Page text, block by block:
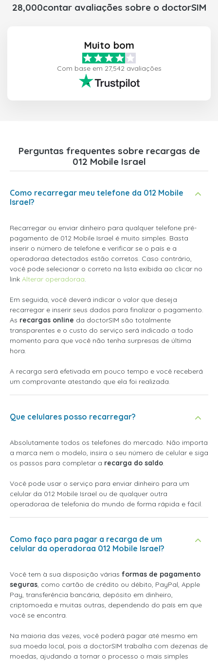
28,000contar avaliações sobre o doctorSIM
Muito bom
Com base em 27,542 avaliações
Perguntas frequentes sobre recargas de
012 Mobile Israel
Como recarregar meu telefone da 012 Mobile
Israel?
Recarregar ou enviar dinheiro para qualquer telefone pré-
pagamento de 012 Mobile Israel é muito simples. Basta
inserir o número de telefone e verificar se o país e a
operadoraa detectados estão corretos. Caso contrário,
você pode selecionar o correto na lista exibida ao clicar no
link Alterar operadoraa.
Em seguida, você deverá indicar o valor que deseja
recarregar e inserir seus dados para finalizar o pagamento.
As recargas online da doctorSIM são totalmente
transparentes e o custo do serviço será indicado a todo
momento para que você não tenha surpresas de última
hora.
A recarga será efetivada em pouco tempo e você receberá
um comprovante atestando que ela foi realizada.
Que celulares posso recarregar?
Absolutamente todos os telefones do mercado. Não importa
a marca nem o modelo, insira o seu número de celular e siga
os passos para completar a recarga do saldo.
Você pode usar o serviço para enviar dinheiro para um
celular da 012 Mobile Israel ou de qualquer outra
operadoraa de telefonia do mundo de forma rápida e fácil.
Como faço para pagar a recarga de um
celular da operadoraa 012 Mobile Israel?
Você tem à sua disposição várias formas de pagamento
seguras, como cartão de crédito ou débito, PayPal, Apple
Pay, transferência bancária, depósito em dinheiro,
criptomoeda e muitas outras, dependendo do país em que
você se encontra.
Na maioria das vezes, você poderá pagar até mesmo em
sua moeda local, pois a doctorSIM trabalha com dezenas de
moedas, ajudando a tornar o processo o mais simples